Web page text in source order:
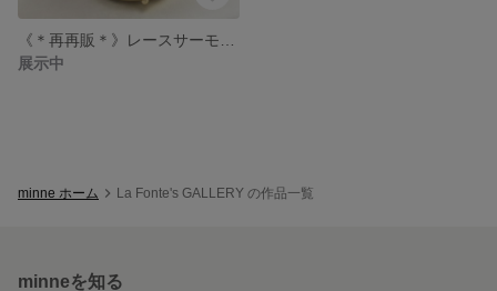
展示中
minne ホーム La Fonte's GALLERY の作品一覧
minneを知る